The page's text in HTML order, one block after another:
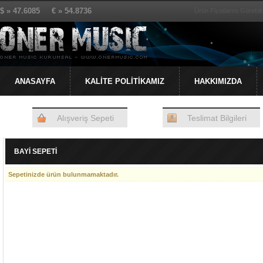
$ » 47.6085 € » 54.8736
ANASAYFA KALİTE POLİTİKAMIZ HAKKIMIZDA
Alışveriş Sepeti Teslimat Bilgileri
BAYİ SEPETİ
Sepetinizde ürün bulunmamaktadır.